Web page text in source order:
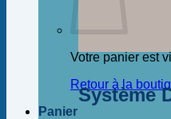
Votre panier est
Retour à la
Panier
Système